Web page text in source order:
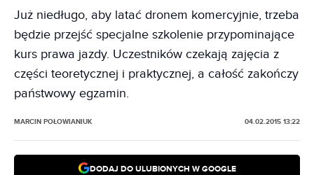
Już niedługo, aby latać dronem komercyjnie, trzeba
będzie przejść specjalne szkolenie przypominające
kurs prawa jazdy. Uczestników czekają zajęcia z
części teoretycznej i praktycznej, a całość zakończy
państwowy egzamin.
MARCIN POŁOWIANIUK 04.02.2015 13:22
DODAJ DO ULUBIONYCH W GOOGLE